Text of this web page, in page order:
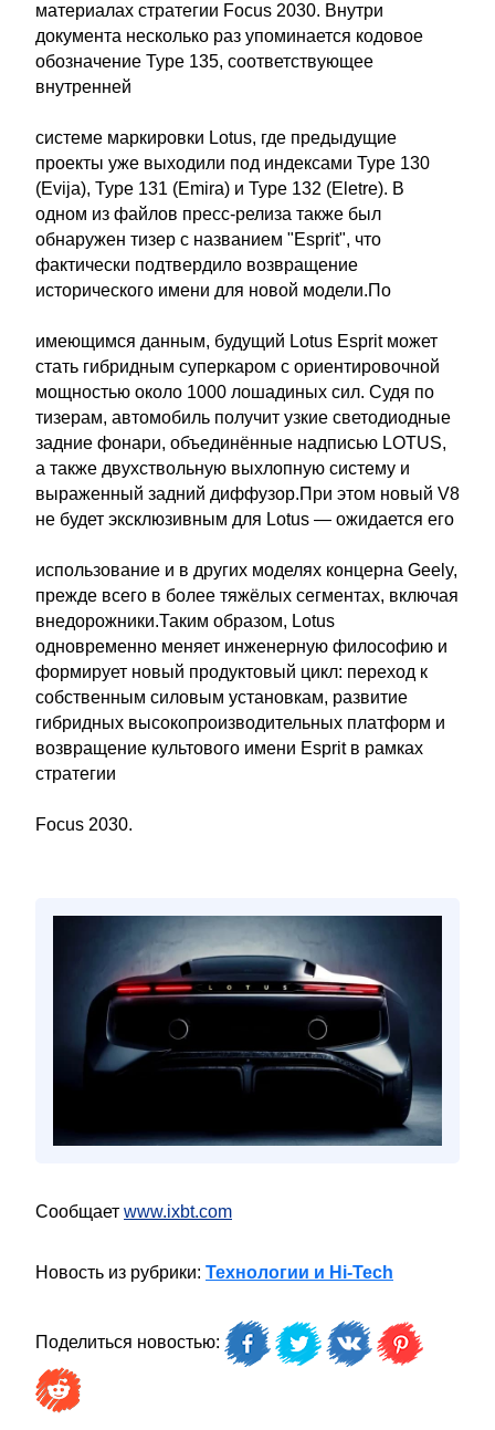
материалах стратегии Focus 2030. Внутри
документа несколько раз упоминается кодовое
обозначение Type 135, соответствующее
внутренней
системе маркировки Lotus, где предыдущие
проекты уже выходили под индексами Type 130
(Evija), Type 131 (Emira) и Type 132 (Eletre). В
одном из файлов пресс-релиза также был
обнаружен тизер с названием "Esprit", что
фактически подтвердило возвращение
исторического имени для новой модели.По
имеющимся данным, будущий Lotus Esprit может
стать гибридным суперкаром с ориентировочной
мощностью около 1000 лошадиных сил. Судя по
тизерам, автомобиль получит узкие светодиодные
задние фонари, объединённые надписью LOTUS,
а также двухствольную выхлопную систему и
выраженный задний диффузор.При этом новый V8
не будет эксклюзивным для Lotus — ожидается его
использование и в других моделях концерна Geely,
прежде всего в более тяжёлых сегментах, включая
внедорожники.Таким образом, Lotus
одновременно меняет инженерную философию и
формирует новый продуктовый цикл: переход к
собственным силовым установкам, развитие
гибридных высокопроизводительных платформ и
возвращение культового имени Esprit в рамках
стратегии
Focus 2030.
Сообщает www.ixbt.com
Новость из рубрики: Технологии и Hi-Tech
Поделиться новостью: